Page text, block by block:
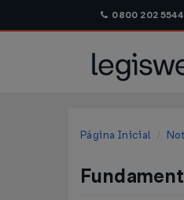
0800 202 5544
Página Inicial